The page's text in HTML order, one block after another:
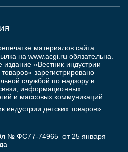
материалов сайта
на www.acgi.ru обязательна.
издание «Вестник индустрии
товаров» зарегистрировано
службой по надзору в
информационных
и массовых коммуникаций
индустрии детских товаров»
№ ФС77-74965 от 25 января